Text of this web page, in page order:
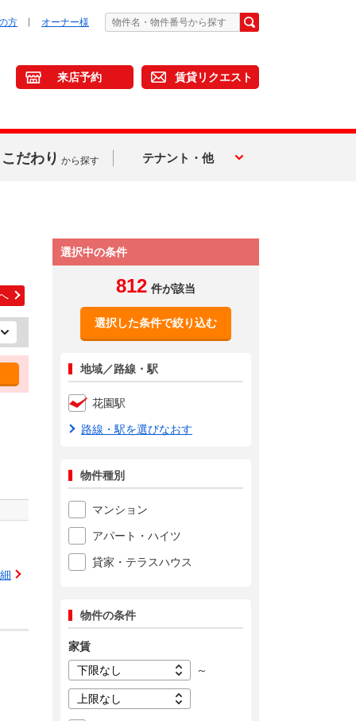
方 オーナー様
来店予約 賃貸リクエスト
こだわり から探す テナント・他
選択中の条件
812 件が該当
選択した条件で絞り込む
地域／路線・駅
花園駅
路線・駅を選びなおす
物件種別
マンション
アパート・ハイツ
貸家・テラスハウス
物件の条件
家賃
～